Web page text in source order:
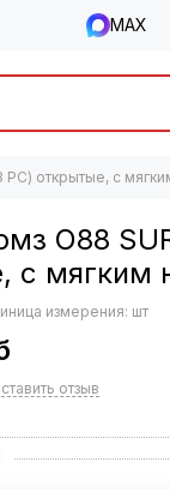
MAX
РС) открытые, с
О88
с мягким
измерения: шт
отзыв